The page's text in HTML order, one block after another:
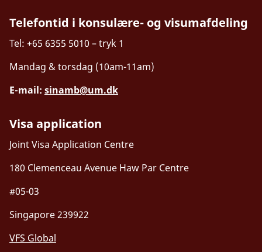
Telefontid i konsulære- og visumafdeling
Tel: +65 6355 5010 – tryk 1
Mandag & torsdag (10am-11am)
E-mail: sinamb@um.dk
Visa application
Joint Visa Application Centre
180 Clemenceau Avenue Haw Par Centre
#05-03
Singapore 239922
VFS Global